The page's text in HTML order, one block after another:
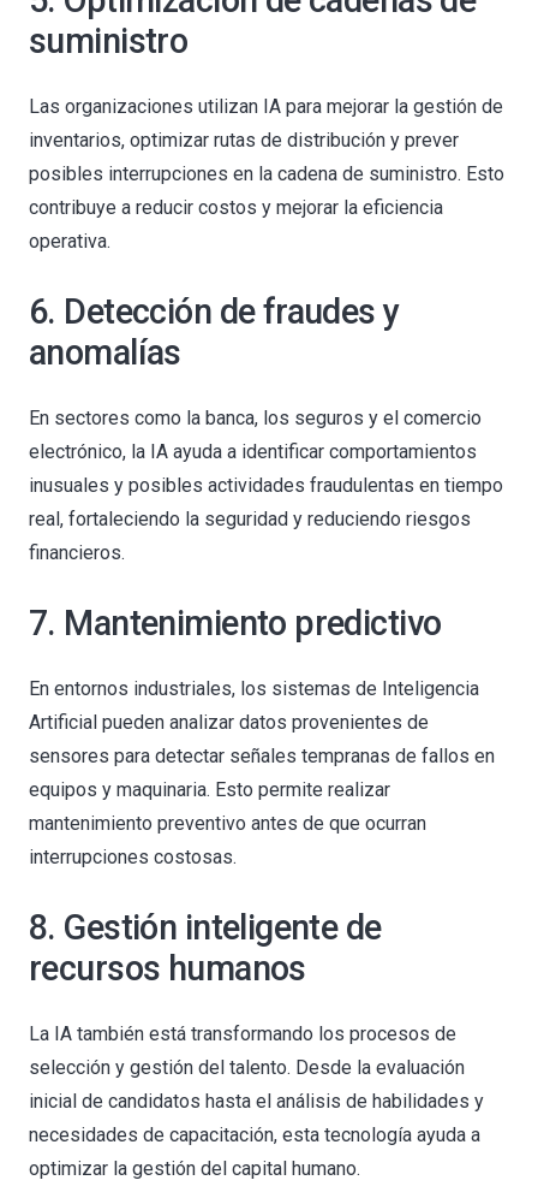
suministro
Las organizaciones utilizan IA para mejorar la gestión de
inventarios, optimizar rutas de distribución y prever
posibles interrupciones en la cadena de suministro. Esto
contribuye a reducir costos y mejorar la eficiencia
operativa.
6. Detección de fraudes y
anomalías
En sectores como la banca, los seguros y el comercio
electrónico, la IA ayuda a identificar comportamientos
inusuales y posibles actividades fraudulentas en tiempo
real, fortaleciendo la seguridad y reduciendo riesgos
financieros.
7. Mantenimiento predictivo
En entornos industriales, los sistemas de Inteligencia
Artificial pueden analizar datos provenientes de
sensores para detectar señales tempranas de fallos en
equipos y maquinaria. Esto permite realizar
mantenimiento preventivo antes de que ocurran
interrupciones costosas.
8. Gestión inteligente de
recursos humanos
La IA también está transformando los procesos de
selección y gestión del talento. Desde la evaluación
inicial de candidatos hasta el análisis de habilidades y
necesidades de capacitación, esta tecnología ayuda a
optimizar la gestión del capital humano.